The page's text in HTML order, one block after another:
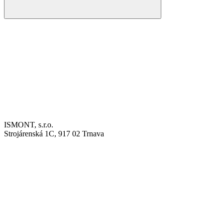
ISMONT, s.r.o.
Strojárenská 1C, 917 02 Trnava